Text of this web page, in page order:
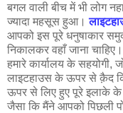
बगल वाली बीच में भी लोग
ज्यादा महसूस हुआ।
आपको इस पूरे धनुषाकार
निकालकर वहाँ जाना
हमारे कार्यालय के सहयोगी,
लाइटहाउस के ऊपर से क़ैद
ऊपर से लिए हुए पूरे इलाके
जैसा कि मैंने आपको पिछली